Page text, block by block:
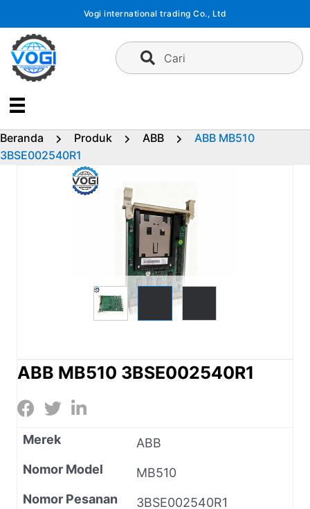
konten
Vogi international trading Co., Ltd
Cari
Beranda Produk ABB
ABB MB510
3BSE002540R1
ABB MB510 3BSE002540R1
Merek
ABB
Nomor Model
MB510
Nomor Pesanan
3BSE002540R1